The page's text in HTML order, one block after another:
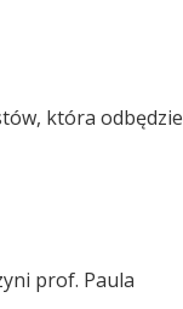
która odbędzie
prof. Paula